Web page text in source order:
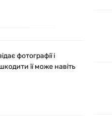
фотографії і
її може навіть